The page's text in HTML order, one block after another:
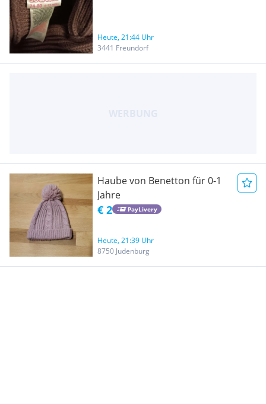
Heute, 21:44 Uhr
3441 Freundorf
Haube von Benetton für 0-1
Jahre
€ 2 PayLivery
Heute, 21:39 Uhr
8750 Judenburg